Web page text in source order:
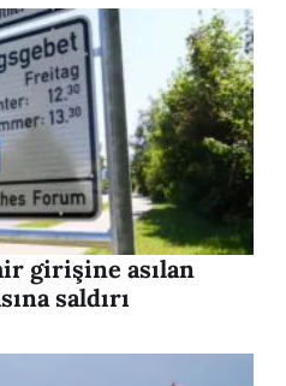
girişine asılan
saldırı